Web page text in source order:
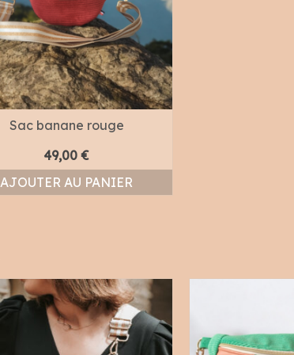
Sac banane rouge
49,00 €
AJOUTER AU PANIER